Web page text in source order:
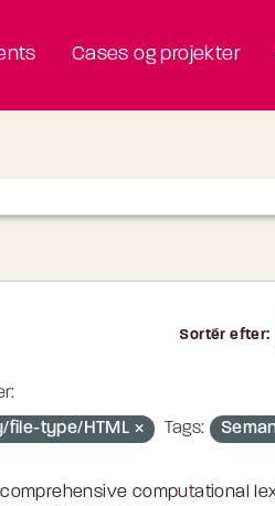
Cases og projekter
Sortér efter
file-type/HTML
Tags:
computational